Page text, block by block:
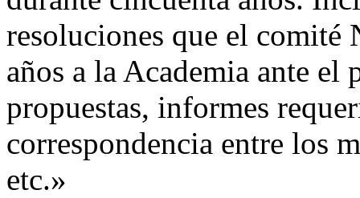
resoluciones que el comité
años a la Academia ante el
propuestas, informes
correspondencia entre los
etc.»